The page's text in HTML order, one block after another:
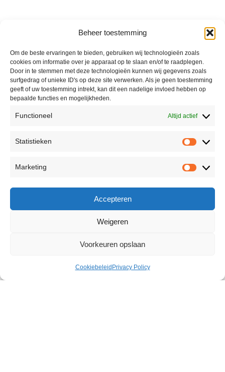
Beheer toestemming
Om de beste ervaringen te bieden, gebruiken wij technologieën zoals
cookies om informatie over je apparaat op te slaan en/of te raadplegen.
Door in te stemmen met deze technologieën kunnen wij gegevens zoals
surfgedrag of unieke ID's op deze site verwerken. Als je geen toestemming
geeft of uw toestemming intrekt, kan dit een nadelige invloed hebben op
bepaalde functies en mogelijkheden.
Functioneel Altijd actief
Statistieken
Marketing
Accepteren
Weigeren
Voorkeuren opslaan
Cookiebeleid Privacy Policy